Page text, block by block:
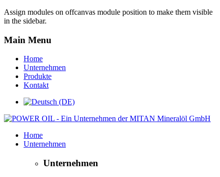
Assign modules on offcanvas module position to make them visible
in the sidebar.
Main Menu
Home
Unternehmen
Produkte
Kontakt
Home
Unternehmen
Unternehmen